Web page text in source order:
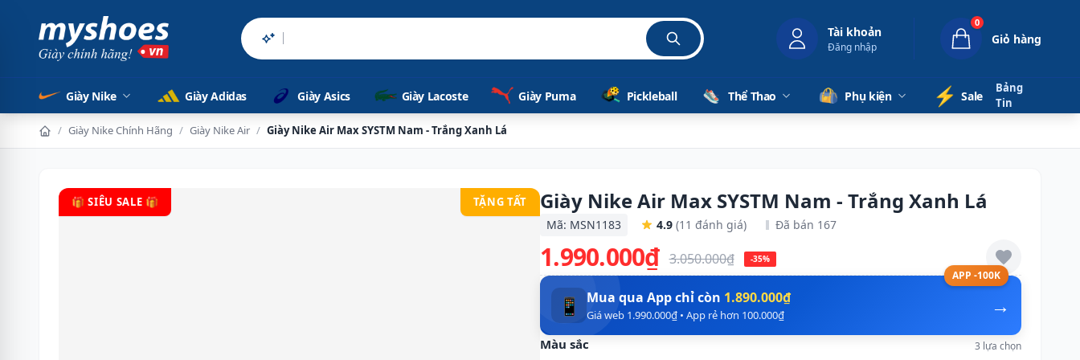
Sản phẩm chín Tài khoản
Đăng nhập
0
Giỏ hàng
Giày Nike Giày Adidas Giày Asics Giày Lacoste Giày Puma Pickleball Thể Thao Phụ kiện ⚡️ Sale
Bảng
Tin
/ Giày Nike Chính Hãng / Giày Nike Air / Giày Nike Air Max SYSTM Nam - Trắng Xanh Lá
🎁 SIÊU SALE 🎁 TẶNG TẤT Giày Nike Air Max SYSTM Nam - Trắng Xanh Lá
Mã: MSN1183 4.9 (11 đánh giá) Đã bán 167
1.990.000₫ 3.050.000₫ -35%
APP -100K
→
📱 Mua qua App chỉ còn 1.890.000₫
Giá web 1.990.000₫ • App rẻ hơn 100.000₫
Màu sắc 3 lựa chọn